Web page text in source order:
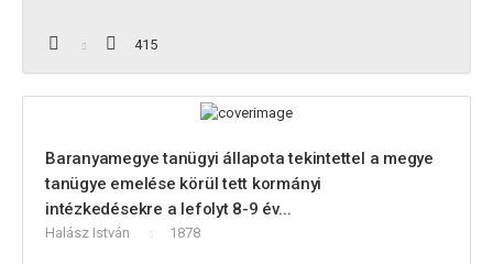
415
Baranyamegye tanügyi állapota tekintettel a megye
tanügye emelése körül tett kormányi
intézkedésekre a lefolyt 8-9 év...
Halász István 1878